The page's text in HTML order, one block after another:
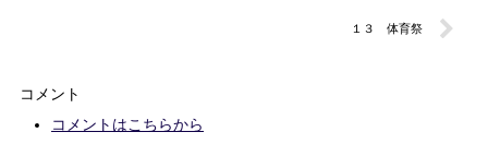
１３ 体育祭
コメント
コメントはこちらから